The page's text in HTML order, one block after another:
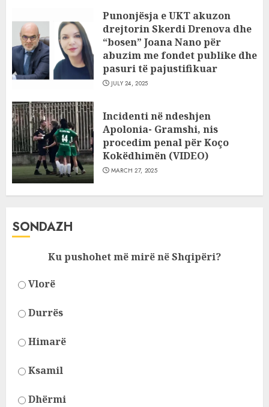
Punonjësja e UKT akuzon
drejtorin Skerdi Drenova dhe
“bosen” Joana Nano për
abuzim me fondet publike dhe
pasuri të pajustifikuar
JULY 24, 2025
Incidenti në ndeshjen
Apolonia- Gramshi, nis
procedim penal për Koço
Kokëdhimën (VIDEO)
MARCH 27, 2025
SONDAZH
Ku pushohet më mirë në Shqipëri?
Vlorë
Durrës
Himarë
Ksamil
Dhërmi